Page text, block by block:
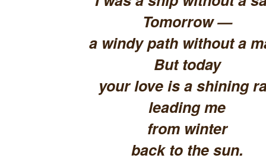
Tomorrow —
a windy path without a
But today
your love is a shining
leading me
from winter
back to the sun.